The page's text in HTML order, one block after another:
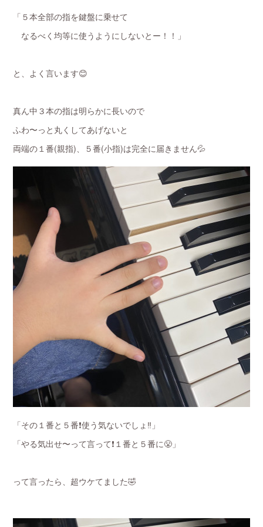
「５本全部の指を鍵盤に乗せて
なるべく均等に使うようにしないとー！！」
と、よく言います😊
真ん中３本の指は明らかに長いので
ふわ〜っと丸くしてあげないと
両端の１番(親指)、５番(小指)は完全に届きません💦
「その１番と５番❗️使う気ないでしょ‼️」
「やる気出せ〜って言って❗️１番と５番に😤」
って言ったら、超ウケてました🤣